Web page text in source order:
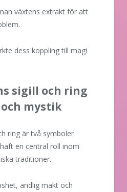
växtens extrakt för att
dess koppling till magi
sigill och ring
mystik
ring är två symboler
en central roll inom
traditioner.
andlig makt och